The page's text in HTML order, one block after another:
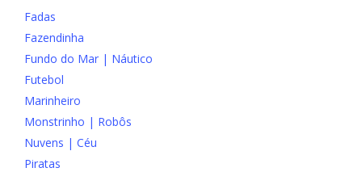
Fadas
Fazendinha
Fundo do Mar | Náutico
Futebol
Marinheiro
Monstrinho | Robôs
Nuvens | Céu
Piratas